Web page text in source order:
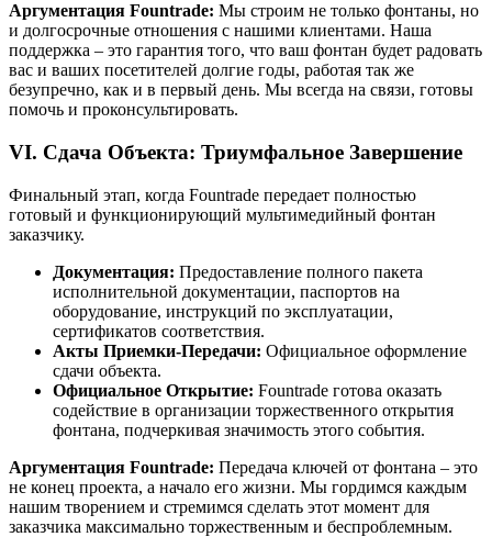
Аргументация Fountrade: Мы строим не только фонтаны, но
и долгосрочные отношения с нашими клиентами. Наша
поддержка – это гарантия того, что ваш фонтан будет радовать
вас и ваших посетителей долгие годы, работая так же
безупречно, как и в первый день. Мы всегда на связи, готовы
помочь и проконсультировать.
VI. Сдача Объекта: Триумфальное Завершение
Финальный этап, когда Fountrade передает полностью
готовый и функционирующий мультимедийный фонтан
заказчику.
Документация: Предоставление полного пакета
исполнительной документации, паспортов на
оборудование, инструкций по эксплуатации,
сертификатов соответствия.
Акты Приемки-Передачи: Официальное оформление
сдачи объекта.
Официальное Открытие: Fountrade готова оказать
содействие в организации торжественного открытия
фонтана, подчеркивая значимость этого события.
Аргументация Fountrade: Передача ключей от фонтана – это
не конец проекта, а начало его жизни. Мы гордимся каждым
нашим творением и стремимся сделать этот момент для
заказчика максимально торжественным и беспроблемным.